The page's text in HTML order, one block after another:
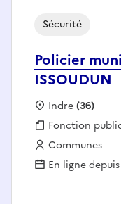
Policier
ISSOUDUN
Sécurité
Localisation :
Indre(36)
Fonction
Fonction
Employeur :
Communes
En ligne